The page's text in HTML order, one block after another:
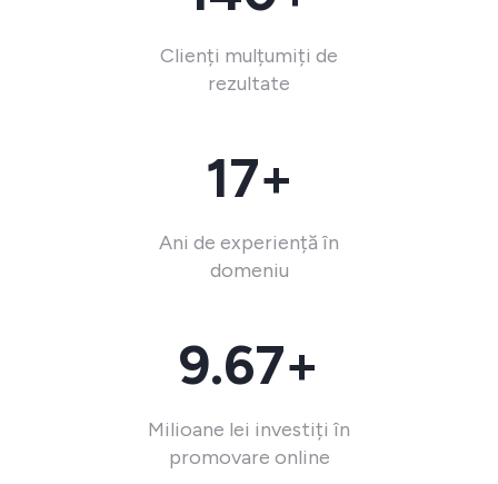
Clienți mulțumiți de
rezultate
17+
Ani de experiență în
domeniu
9.67+
Milioane lei investiți în
promovare online